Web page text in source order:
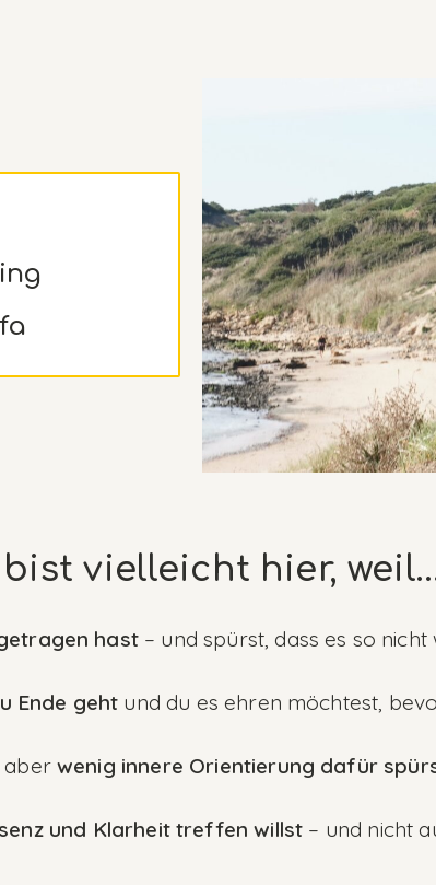
bist vielleicht hier,
hast– und spürst, dass es so
Ende geht und du es ehren möchtest,
aber wenig innere Orientierung dafür
und Klarheit treffen willst – und nicht